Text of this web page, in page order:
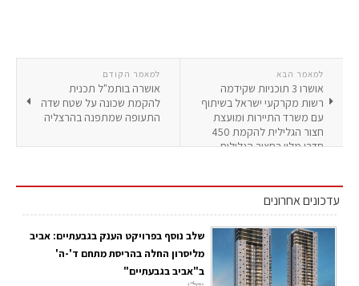
למאמר הקודם
אושרה בותמ"ל תכנית
להקמת שכונה על שטח שדה
התעופה שמתפנה בהרצליה
למאמר הבא
אושרו 3 תוכניות שקידמה
רשות מקרקעי ישראל בשיתוף
עם משרד התיירות ומועצת
חצור הגלילית להקמת 450
חדרי מלון בחצור הגלילית
עדכונים אחרונים
שלב נוסף בפרויקט הענק בגבעתיים: אביב
מליסרון החלה בהריסת מתחם ד'-ה'
ב"אביב בגבעתיים"